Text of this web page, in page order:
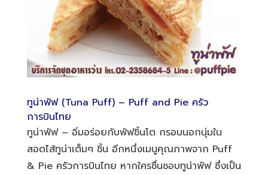
ทูน่าพัฟ (Tuna Puff) – Puff and Pie ครัว
การบินไทย
ทูน่าพัฟ – อิ่มอร่อยกับพัฟชิ้นโต กรอบนอกนุ่มใน
สอดไส้ทูน่าเต็มๆ ชิ้น อีกหนึ่งเมนูคุณภาพจาก Puff
& Pie ครัวการบินไทย หากใครชื่นชอบทูน่าพัฟ ซึ่งเป็น